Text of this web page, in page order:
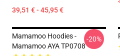
39,51 € - 45,95 €
Mamamoo Hoodies -
Mamamoo AYA TP0708
-20%